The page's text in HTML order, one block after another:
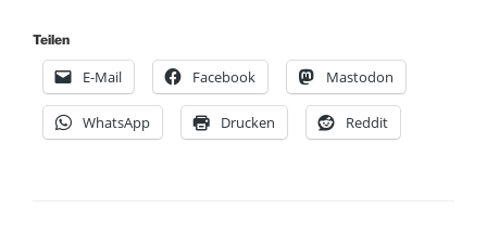
Teilen
E-Mail Facebook Mastodon
WhatsApp Drucken Reddit